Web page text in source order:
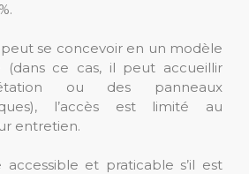
se concevoir en un modèle
(dans ce cas, il peut accueillir
ou des panneaux
l’accès est limité au
entretien.
et praticable s’il est